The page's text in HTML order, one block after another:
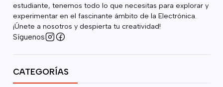
estudiante, tenemos todo lo que necesitas para explorar y
experimentar en el fascinante ámbito de la Electrónica.
¡Únete a nosotros y despierta tu creatividad!
Síguenos
CATEGORÍAS